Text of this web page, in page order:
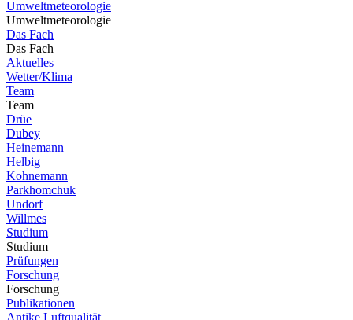
Umweltmeteorologie
Umweltmeteorologie
Das Fach
Das Fach
Aktuelles
Wetter/Klima
Team
Team
Drüe
Dubey
Heinemann
Helbig
Kohnemann
Parkhomchuk
Undorf
Willmes
Studium
Studium
Prüfungen
Forschung
Forschung
Publikationen
Antike Luftqualität